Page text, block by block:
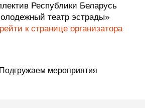
Республики Беларусь
театр эстрады»
к странице организатора
Подгружаем мероприятия